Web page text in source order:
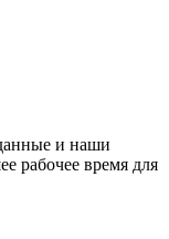
и наши
рабочее время для